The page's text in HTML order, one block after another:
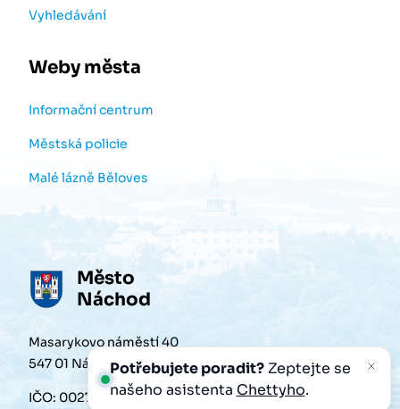
Vyhledávání
Weby města
Informační centrum
Městská policie
Malé lázně Běloves
Město
Náchod
Masarykovo náměstí 40
547 01 Náchod
IČO: 00272868
Potřebujete poradit?Zeptejte se
našeho asistenta Chettyho.